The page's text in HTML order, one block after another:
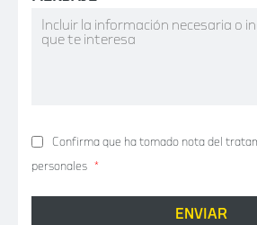
Confirma que ha tomado nota del
personales *